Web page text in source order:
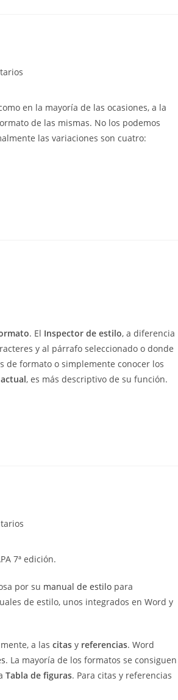
en la mayoría de las ocasiones, a la
de las mismas. No los podemos
las variaciones son cuatro:
. El Inspector de estilo, a diferencia
y al párrafo seleccionado o donde
de formato o simplemente conocer los
, es más descriptivo de su función.
7ª edición.
por su manual de estilo para
de estilo, unos integrados en Word y
a las citas y referencias. Word
. La mayoría de los formatos se consiguen
Tabla de figuras. Para citas y referencias